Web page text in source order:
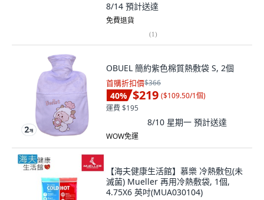
8/14 預計送達
免費退貨
(1)
OBUEL 簡約紫色棉質熱敷袋 S, 2個
首購折扣價$366
40% $219 ($109.50/1個)
運費 $195
8/10 星期一 預計送達
WOW免運
【海夫健康生活館】慕樂 冷熱敷包(未
滅菌) Mueller 再用冷熱敷袋, 1個,
4.75X6 英吋(MUA030104)